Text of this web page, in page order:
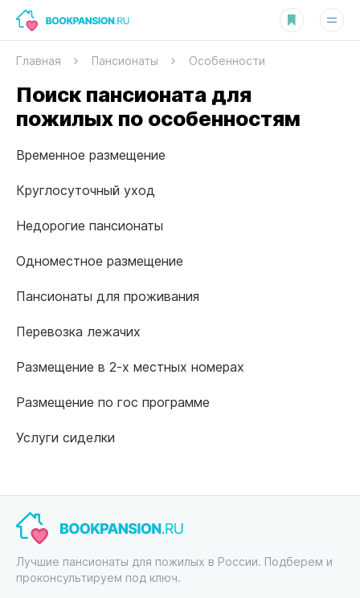
Главная Пансионаты Особенности
Поиск пансионата для
пожилых по особенностям
Временное размещение
Круглосуточный уход
Недорогие пансионаты
Одноместное размещение
Пансионаты для проживания
Перевозка лежачих
Размещение в 2-х местных номерах
Размещение по гос программе
Услуги сиделки
Лучшие пансионаты для пожилых в России. Подберем и
проконсультируем под ключ.